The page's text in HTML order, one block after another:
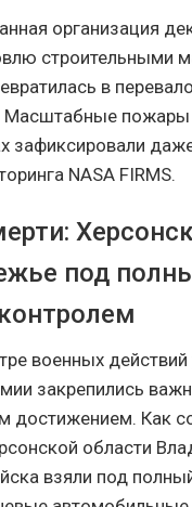
организация
строительными
в
Масштабные пожары
зафиксировали
NASA FIRMS.
под
военных действий
закрепились
достижением. Как
области
взяли под